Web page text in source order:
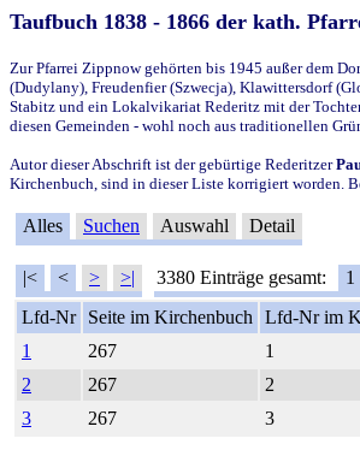
Taufbuch 1838 - 1866 der kath.
Zur Pfarrei Zippnow gehörten bis 1945 außer dem
(Dudylany), Freudenfier (Szwecja), Klawittersdorf
Stabitz und ein Lokalvikariat Rederitz mit der
diesen Gemeinden - wohl noch aus traditionellen
Autor dieser Abschrift ist der gebürtige Rederitzer
Kirchenbuch, sind in dieser Liste korrigiert worden.
Alles Suchen Auswahl Detail
|< < > >| 3380 Einträge gesamt: 1
Lfd-Nr
Seite im Kirchenbuch Lfd-Nr im
1
267 1
2
267 2
3
267 3